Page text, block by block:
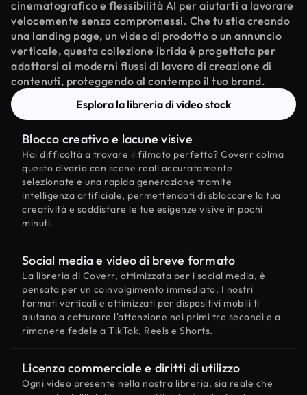
cinematografico e flessibilità AI per aiutarti a lavorare
velocemente senza compromessi. Che tu stia creando
una landing page, un video di prodotto o un annuncio
verticale, questa collezione ibrida è progettata per
adattarsi ai moderni flussi di lavoro di creazione di
contenuti, proteggendo al contempo il tuo brand.
Esplora la libreria di video stock
Blocco creativo e lacune visive
Hai difficoltà a trovare il filmato perfetto? Coverr colma
questo divario con scene reali accuratamente
selezionate e una rapida generazione tramite
intelligenza artificiale, permettendoti di sbloccare la tua
creatività e soddisfare le tue esigenze visive in pochi
minuti.
Social media e video di breve formato
La libreria di Coverr, ottimizzata per i social media, è
pensata per un coinvolgimento immediato. I nostri
formati verticali e ottimizzati per dispositivi mobili ti
aiutano a catturare l'attenzione nei primi tre secondi e a
rimanere fedele a TikTok, Reels e Shorts.
Licenza commerciale e diritti di utilizzo
Ogni video presente nella nostra libreria, sia reale che